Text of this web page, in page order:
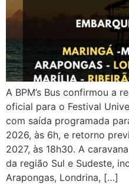
A BPM’s Bus confirmou a
oficial para o Festival
com saída programada
2026, às 6h, e retorno
2027, às 18h30. A
da região Sul e Sudeste,
Arapongas, Londrina, […]